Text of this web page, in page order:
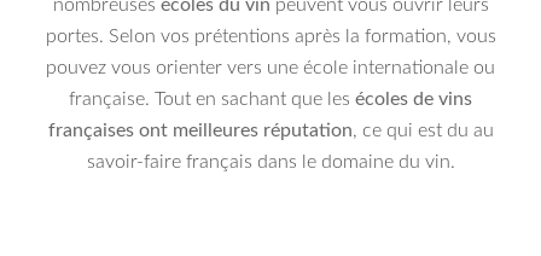
nombreuses écoles du vin peuvent vous ouvrir leurs
portes. Selon vos prétentions après la formation, vous
pouvez vous orienter vers une école internationale ou
française. Tout en sachant que les écoles de vins
françaises ont meilleures réputation, ce qui est du au
savoir-faire français dans le domaine du vin.